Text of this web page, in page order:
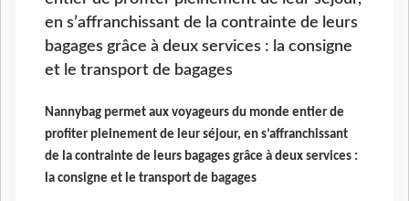
en s’affranchissant de la contrainte de leurs
bagages grâce à deux services : la consigne
et le transport de bagages
Nannybag permet aux voyageurs du monde entier de
profiter pleinement de leur séjour, en s’affranchissant
de la contrainte de leurs bagages grâce à deux services :
la consigne et le transport de bagages